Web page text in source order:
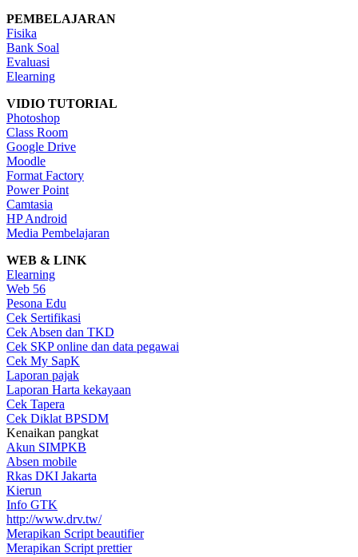
PEMBELAJARAN
Fisika
Bank Soal
Evaluasi
Elearning
VIDIO TUTORIAL
Photoshop
Class Room
Google Drive
Moodle
Format Factory
Power Point
Camtasia
HP Android
Media Pembelajaran
WEB & LINK
Elearning
Web 56
Pesona Edu
Cek Sertifikasi
Cek Absen dan TKD
Cek SKP online dan data pegawai
Cek My SapK
Laporan pajak
Laporan Harta kekayaan
Cek Tapera
Cek Diklat BPSDM
Kenaikan pangkat
Akun SIMPKB
Absen mobile
Rkas DKI Jakarta
Kierun
Info GTK
http://www.drv.tw/
Merapikan Script beautifier
Merapikan Script prettier